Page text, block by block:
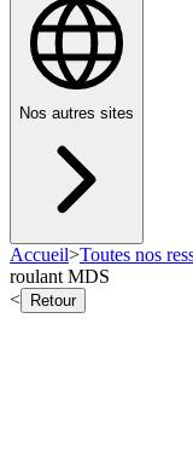
Nos autres sites
Accueil>Toutes nos
roulant MDS
<
Retour